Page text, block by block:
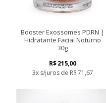
Booster Exossomes PDRN |
Hidratante Facial Noturno
30g
R$ 215,00
3x s/juros de R$71,67